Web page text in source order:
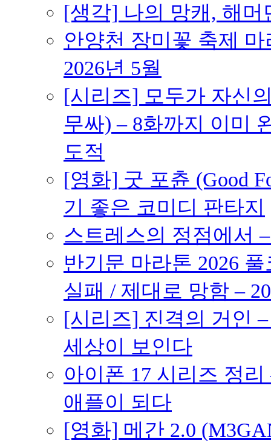
[생각] 나의 망캐, 해머
안양천 장미꽃 축제
2026년 5월
[시리즈] 모두가 자신
무싸) – 8화까지 이미
도적
[영화] 굿 포츈 (Good
기 좋은 코미디 판타지
스트레스의 정점에서
반기문 마라톤 2026
실패 / 제대로 망함 –
[시리즈] 진격의 거인
세상이 보인다
아이폰 17 시리즈 정
애플이 되다
[영화] 메간 2.0